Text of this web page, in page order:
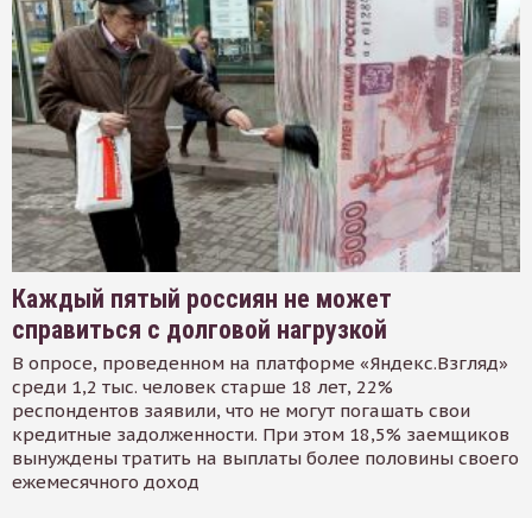
Каждый пятый россиян не может
справиться с долговой нагрузкой
В опросе, проведенном на платформе «Яндекс.Взгляд»
среди 1,2 тыс. человек старше 18 лет, 22%
респондентов заявили, что не могут погашать свои
кредитные задолженности. При этом 18,5% заемщиков
вынуждены тратить на выплаты более половины своего
ежемесячного доход